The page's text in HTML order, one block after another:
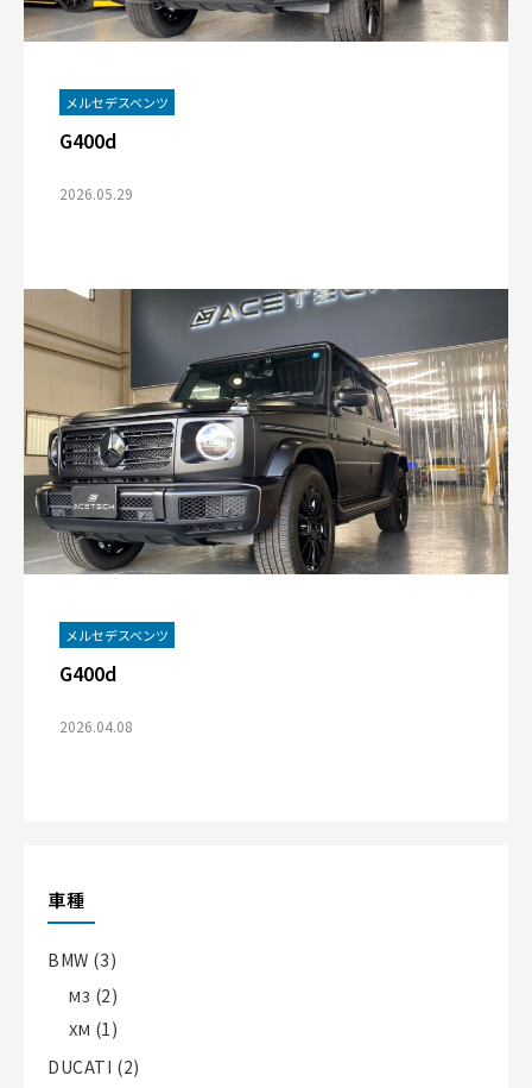
メルセデスベンツ
G400d
2026.05.29
メルセデスベンツ
G400d
2026.04.08
車種
BMW (3)
M3 (2)
XM (1)
DUCATI (2)